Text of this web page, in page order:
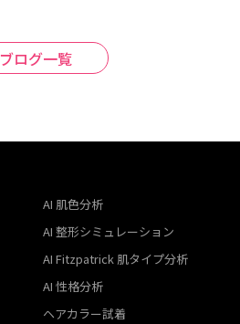
ブログ一覧
AI 肌色分析
AI 整形シミュレーション
AI Fitzpatrick 肌タイプ分析
AI 性格分析
ヘアカラー試着